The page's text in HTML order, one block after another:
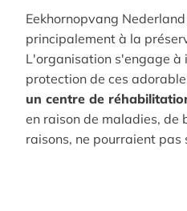
Eekhornopvang
principalement à la
L'organisation s'engage à
protection de ces
un centre de
en raison de maladies, de
raisons, ne pourraient pas